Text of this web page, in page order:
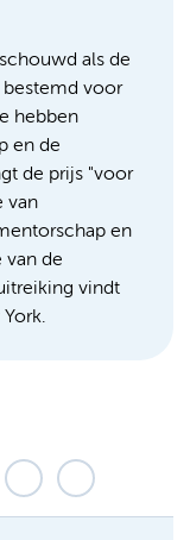
als de
bestemd voor
hebben
en de
de prijs "voor
van
en
van de
vindt